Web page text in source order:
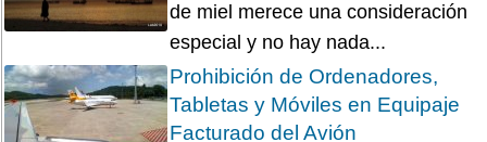
de miel merece una consideración
especial y no hay nada...
Prohibición de Ordenadores,
Tabletas y Móviles en Equipaje
Facturado del Avión